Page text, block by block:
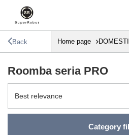
Back Home page
Roomba seria PRO
Change sorting
Best relevance
Category